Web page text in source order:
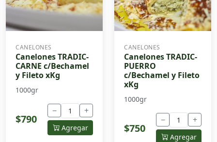
CANELONES
Canelones TRADIC-
CARNE c/Bechamel
y Fileto xKg
1000gr
$790
− +
Agregar
CANELONES
Canelones TRADIC-
PUERRO
c/Bechamel y Fileto
xKg
1000gr
$750
− +
Agregar